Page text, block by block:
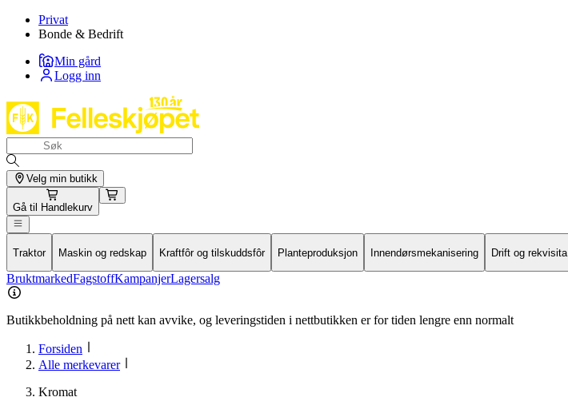
Privat
Bonde & Bedrift
Min gård
Logg inn
Velg min butikk
Gå til Handlekurv
Traktor Maskin og redskap Kraftfôr og tilskuddsfôr Planteproduksjon Innendørsmekanisering Drift og rekvisita
BruktmarkedFagstoffKampanjerLagersalg
Butikkbeholdning på nett kan avvike, og leveringstiden i nettbutikken er for tiden lengre enn normalt
Forsiden
Alle merkevarer
Kromat